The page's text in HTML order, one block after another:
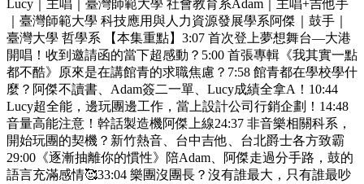
Lucy｜主唱｜臺灣師範大學 社會教育系Adam｜主唱+吉他手
｜臺灣師範大學 科技應用與人力資源發展學系阿傑｜鼓手｜
臺灣大學 哲學系 【本集重點】3:07 首次登上夢想舞台—大港
開唱！收到邀請函的當下超感動？5:00 首張專輯《我其實一點
都不酷》原來是在講館青的求職焦慮？7:58 館青都在學校學什
麼？阿傑不讀書、Adam簽二一單、Lucy成績全拿A！10:44
Lucy超全能，邊玩團邊工作，當上設計公司行銷企劃！14:48
音量高能注意！幹話製造機阿傑上線24:37 非音樂相關科系，
開始玩團的契機？新竹熱音、台中吉他、台北爵士各方致霸
29:00《逐漸抽離你的慣性》陪Adam、阿傑走過分手路，鼓的
語言充滿感情🥰33:04 樂團沒團長？沒有誰最大，只有誰最吵